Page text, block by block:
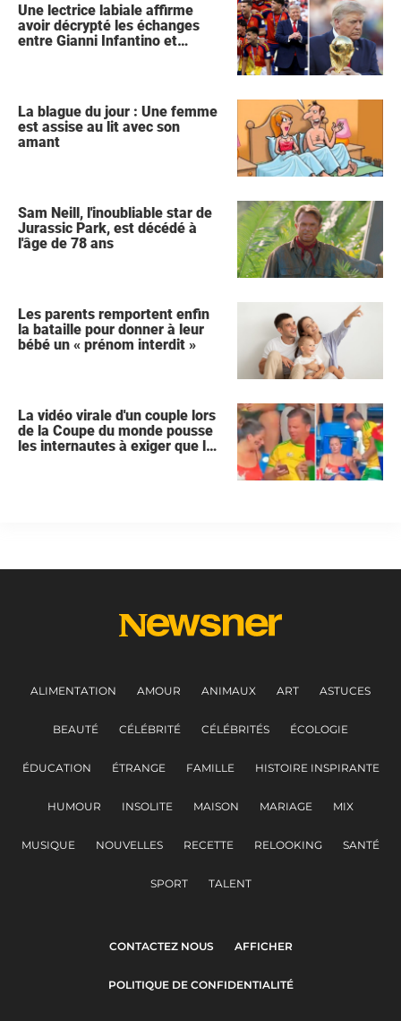
Une lectrice labiale affirme
avoir décrypté les échanges
entre Gianni Infantino et
La blague du jour : Une femme
est assise au lit avec son
amant
Sam Neill, l'inoubliable star de
Jurassic Park, est décédé à
l'âge de 78 ans
Les parents remportent enfin
la bataille pour donner à leur
bébé un « prénom interdit »
La vidéo virale d'un couple lors
de la Coupe du monde pousse
les internautes à exiger que la
ALIMENTATION AMOUR ANIMAUX ART ASTUCES
BEAUTÉ CÉLÉBRITÉ CÉLÉBRITÉS ÉCOLOGIE
ÉDUCATION ÉTRANGE FAMILLE HISTOIRE INSPIRANTE
HUMOUR INSOLITE MAISON MARIAGE MIX
MUSIQUE NOUVELLES RECETTE RELOOKING SANTÉ
SPORT TALENT
CONTACTEZ NOUS AFFICHER
POLITIQUE DE CONFIDENTIALITÉ